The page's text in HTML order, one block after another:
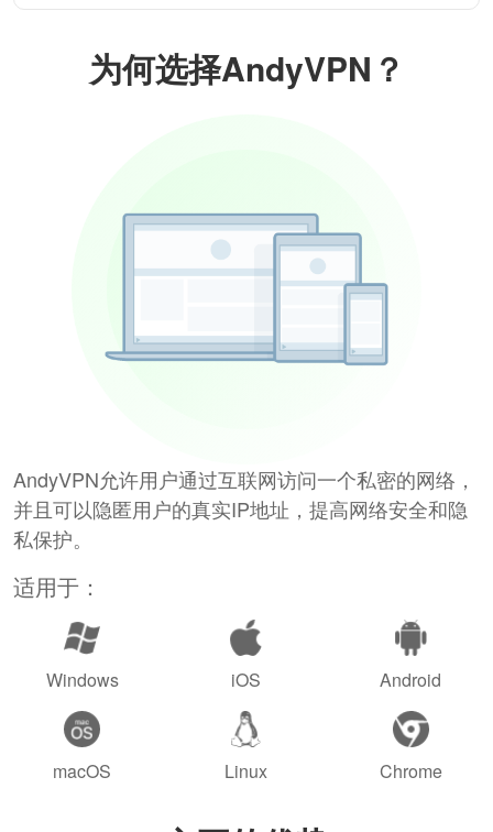
为何选择AndyVPN？
AndyVPN允许用户通过互联网访问一个私密的网络，
并且可以隐匿用户的真实IP地址，提高网络安全和隐
私保护。
适用于：
Windows iOS Android
macOS Linux Chrome